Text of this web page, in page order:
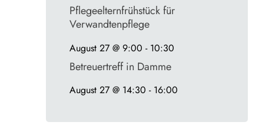
Pflegeelternfrühstück für
Verwandtenpflege
August 27 @ 9:00 - 10:30
Betreuertreff in Damme
August 27 @ 14:30 - 16:00